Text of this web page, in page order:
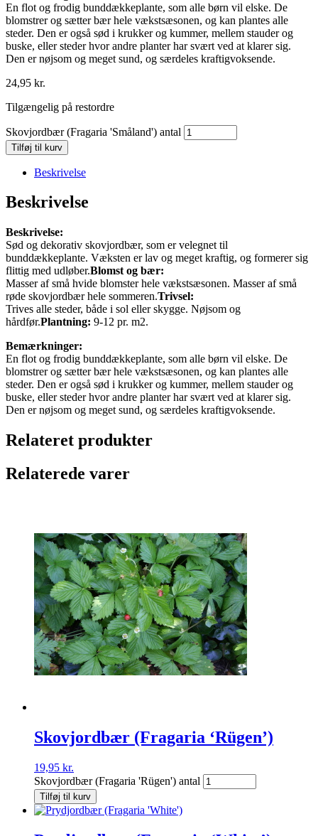
En flot og frodig bunddækkeplante, som alle børn vil elske. De
blomstrer og sætter bær hele vækstsæsonen, og kan plantes alle
steder. Den er også sød i krukker og kummer, mellem stauder og
buske, eller steder hvor andre planter har svært ved at klarer sig.
Den er nøjsom og meget sund, og særdeles kraftigvoksende.
24,95 kr.
Tilgængelig på restordre
Skovjordbær (Fragaria 'Småland') antal
Tilføj til kurv
Beskrivelse
Beskrivelse
Beskrivelse:
Sød og dekorativ skovjordbær, som er velegnet til
bunddækkeplante. Væksten er lav og meget kraftig, og formerer sig
flittig med udløber.Blomst og bær:
Masser af små hvide blomster hele vækstsæsonen. Masser af små
røde skovjordbær hele sommeren.Trivsel:
Trives alle steder, både i sol eller skygge. Nøjsom og
hårdfør.Plantning: 9-12 pr. m2.
Bemærkninger:
En flot og frodig bunddækkeplante, som alle børn vil elske. De
blomstrer og sætter bær hele vækstsæsonen, og kan plantes alle
steder. Den er også sød i krukker og kummer, mellem stauder og
buske, eller steder hvor andre planter har svært ved at klarer sig.
Den er nøjsom og meget sund, og særdeles kraftigvoksende.
Relateret produkter
Relaterede varer
Skovjordbær (Fragaria ‘Rügen’)
19,95 kr.
Skovjordbær (Fragaria 'Rügen') antal
Tilføj til kurv